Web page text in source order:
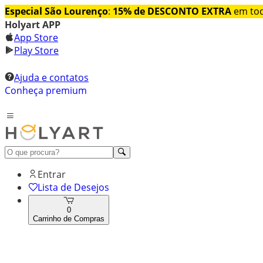
Especial São Lourenço: 15% de DESCONTO EXTRA em
Holyart APP
App Store
Play Store
Ajuda e contatos
Conheça premium
Entrar
Lista de Desejos
0
Carrinho de Compras